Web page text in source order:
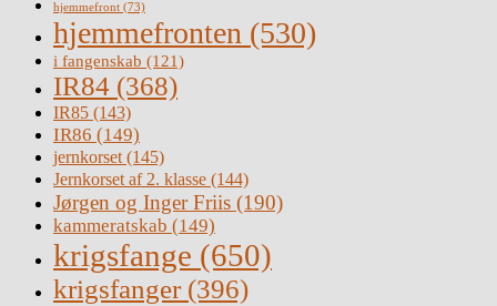
hjemmefront (73)
hjemmefronten (530)
i fangenskab (121)
IR84 (368)
IR85 (143)
IR86 (149)
jernkorset(145)
Jernkorset af 2. klasse (144)
Jørgen og Inger Friis (190)
kammeratskab (149)
krigsfange (650)
krigsfanger (396)